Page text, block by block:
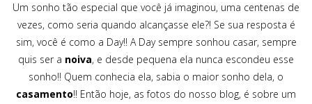
Um sonho tão especial que você já imaginou, uma centenas de
vezes, como seria quando alcançasse ele?! Se sua resposta é
sim, você é como a Day!! A Day sempre sonhou casar, sempre
quis ser a noiva, e desde pequena ela nunca escondeu esse
sonho!! Quem conhecia ela, sabia o maior sonho dela, o
casamento!! Então hoje, as fotos do nosso blog, é sobre um